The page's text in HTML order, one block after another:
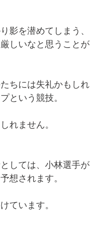
影を潜めてしまう、
しいなと思うことが
ちには失礼かもしれ
という競技。
れません。
しては、小林選手が
想されます。
ています。